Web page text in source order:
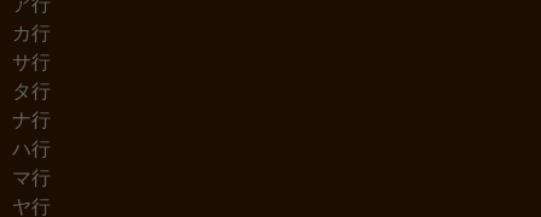
カ行
サ行
タ行
ナ行
ハ行
マ行
ヤ行